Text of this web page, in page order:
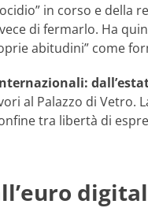
in corso e della
di fermarlo. Ha
abitudini” come
al Palazzo di Vetro.
tra libertà di